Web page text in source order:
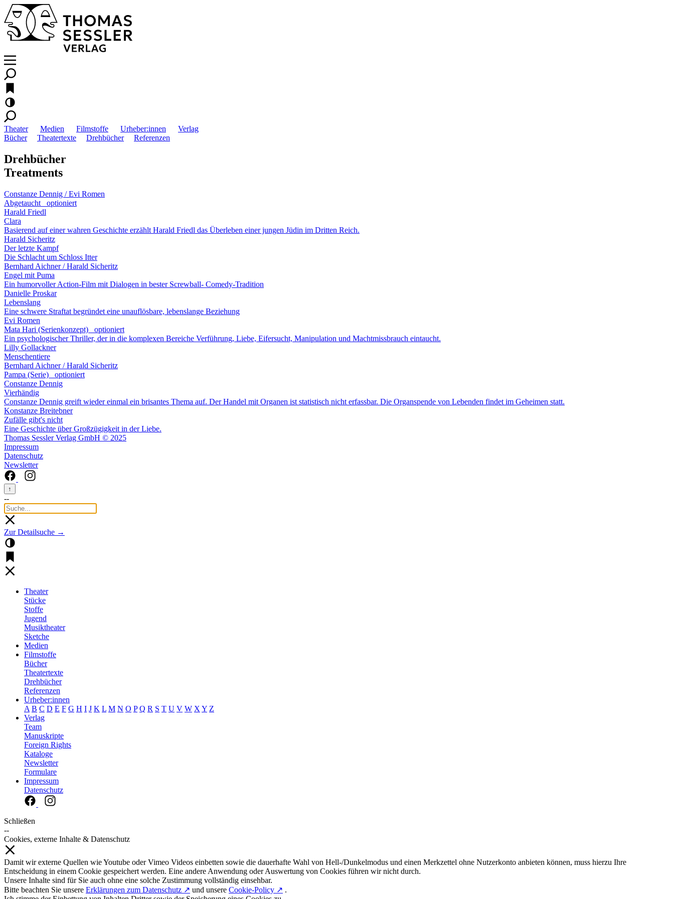
Theater Medien Filmstoffe Urheber:innen
Verlag
Bücher
Theatertexte Drehbücher Referenzen
Drehbücher
Treatments
Constanze Dennig / Evi Romen
Abgetaucht optioniert
Harald Friedl
Clara
Basierend auf einer wahren Geschichte erzählt Harald Friedl das Überleben einer jungen Jüdin im Dritten Reich.
Harald Sicheritz
Der letzte Kampf
Die Schlacht um Schloss Itter
Bernhard Aichner / Harald Sicheritz
Engel mit Puma
Ein humorvoller Action-Film mit Dialogen in bester Screwball- Comedy-Tradition
Danielle Proskar
Lebenslang
Eine schwere Straftat begründet eine unauflösbare, lebenslange Beziehung
Evi Romen
Mata Hari (Serienkonzept) optioniert
Ein psychologischer Thriller, der in die komplexen Bereiche Verführung, Liebe, Eifersucht, Manipulation und Machtmissbrauch eintaucht.
Lilly Gollackner
Menschentiere
Bernhard Aichner / Harald Sicheritz
Pampa (Serie) optioniert
Constanze Dennig
Vierhändig
Constanze Dennig greift wieder einmal ein brisantes Thema auf. Der Handel mit Organen ist statistisch nicht erfassbar. Die Organspende von Lebenden findet im Geheimen statt.
Konstanze Breitebner
Zufälle gibt's nicht
Eine Geschichte über Großzügigkeit in der Liebe.
Thomas Sessler Verlag GmbH © 2025
Impressum
Datenschutz
Newsletter
↑
--
Zur Detailsuche →
Theater
Stücke
Stoffe
Jugend
Musiktheater
Sketche
Medien
Filmstoffe
Bücher
Theatertexte
Drehbücher
Referenzen
Urheber:innen
A B C D E F G H I J K L M N O P Q R S T U V W X Y Z
Verlag
Team
Manuskripte
Foreign Rights
Kataloge
Newsletter
Formulare
Impressum
Datenschutz
Schließen
--
Cookies, externe Inhalte & Datenschutz
Damit wir externe Quellen wie Youtube oder Vimeo Videos einbetten sowie die dauerhafte Wahl von Hell-/Dunkelmodus und einen Merkzettel ohne Nutzerkonto anbieten können, muss hierzu Ihre
Entscheidung in einem Cookie gespeichert werden. Eine andere Anwendung oder Auswertung von Cookies führen wir nicht durch.
Unsere Inhalte sind für Sie auch ohne eine solche Zustimmung vollständig einsehbar.
Bitte beachten Sie unsere Erklärungen zum Datenschutz ↗ und unsere Cookie-Policy ↗ .